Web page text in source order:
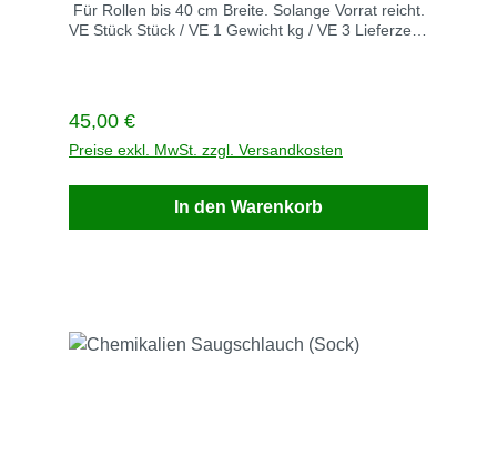
Für Rollen bis 40 cm Breite. Solange Vorrat reicht.
VE Stück Stück / VE 1 Gewicht kg / VE 3 Lieferzeit
Regulärer Preis:
45,00 €
Preise exkl. MwSt. zzgl. Versandkosten
In den Warenkorb